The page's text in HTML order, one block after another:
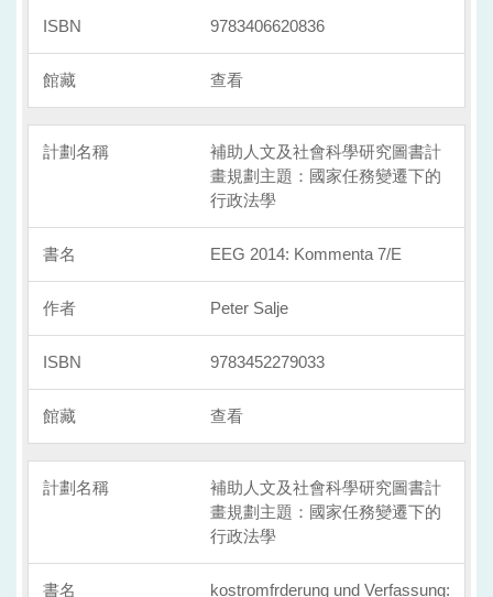
9783406620836
查看
補助人文及社會科學研究圖書計
畫規劃主題：國家任務變遷下的
行政法學
EEG 2014: Kommenta 7/E
Peter Salje
9783452279033
查看
補助人文及社會科學研究圖書計
畫規劃主題：國家任務變遷下的
行政法學
kostromfrderung und Verfassung: